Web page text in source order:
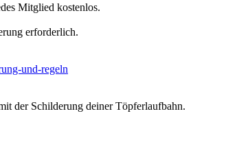
Mitglied kostenlos.
erforderlich.
und-regeln
der Schilderung deiner Töpferlaufbahn.